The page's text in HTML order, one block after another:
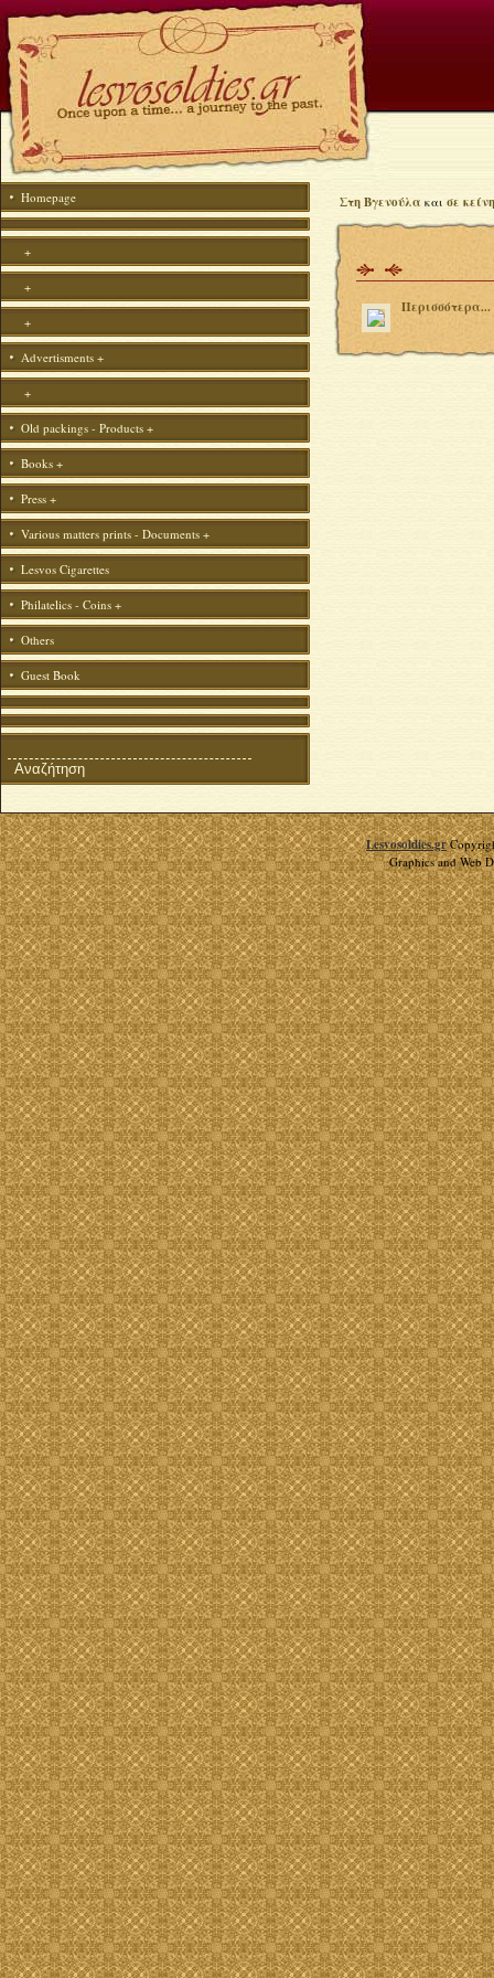
Homepage
+
+
+
Advertisments +
+
Old packings - Products +
Books +
Press +
Various matters prints - Documents +
Lesvos Cigarettes
Philatelics - Coins +
Others
Guest Book
Στη Βγενούλα και σε
Περισσότερα...
Lesvosoldies.gr
Graphics and Web